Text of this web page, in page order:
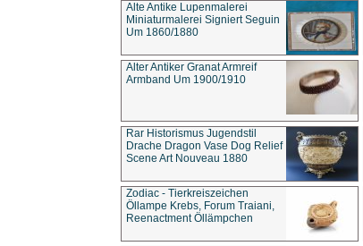
Alte Antike Lupenmalerei
Miniaturmalerei Signiert Seguin
Um 1860/1880
Alter Antiker Granat Armreif
Armband Um 1900/1910
Rar Historismus Jugendstil
Drache Dragon Vase Dog Relief
Scene Art Nouveau 1880
Zodiac - Tierkreiszeichen
Öllampe Krebs, Forum Traiani,
Reenactment Öllämpchen